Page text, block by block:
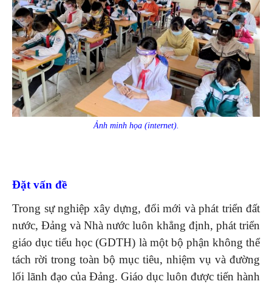
Ảnh minh họa (internet).
Đặt vấn đề
Trong sự nghiệp xây dựng, đổi mới và phát triển đất
nước, Đảng và Nhà nước luôn khẳng định, phát triển
giáo dục tiểu học (GDTH) là một bộ phận không thể
tách rời trong toàn bộ mục tiêu, nhiệm vụ và đường
lối lãnh đạo của Đảng. Giáo dục luôn được tiến hành